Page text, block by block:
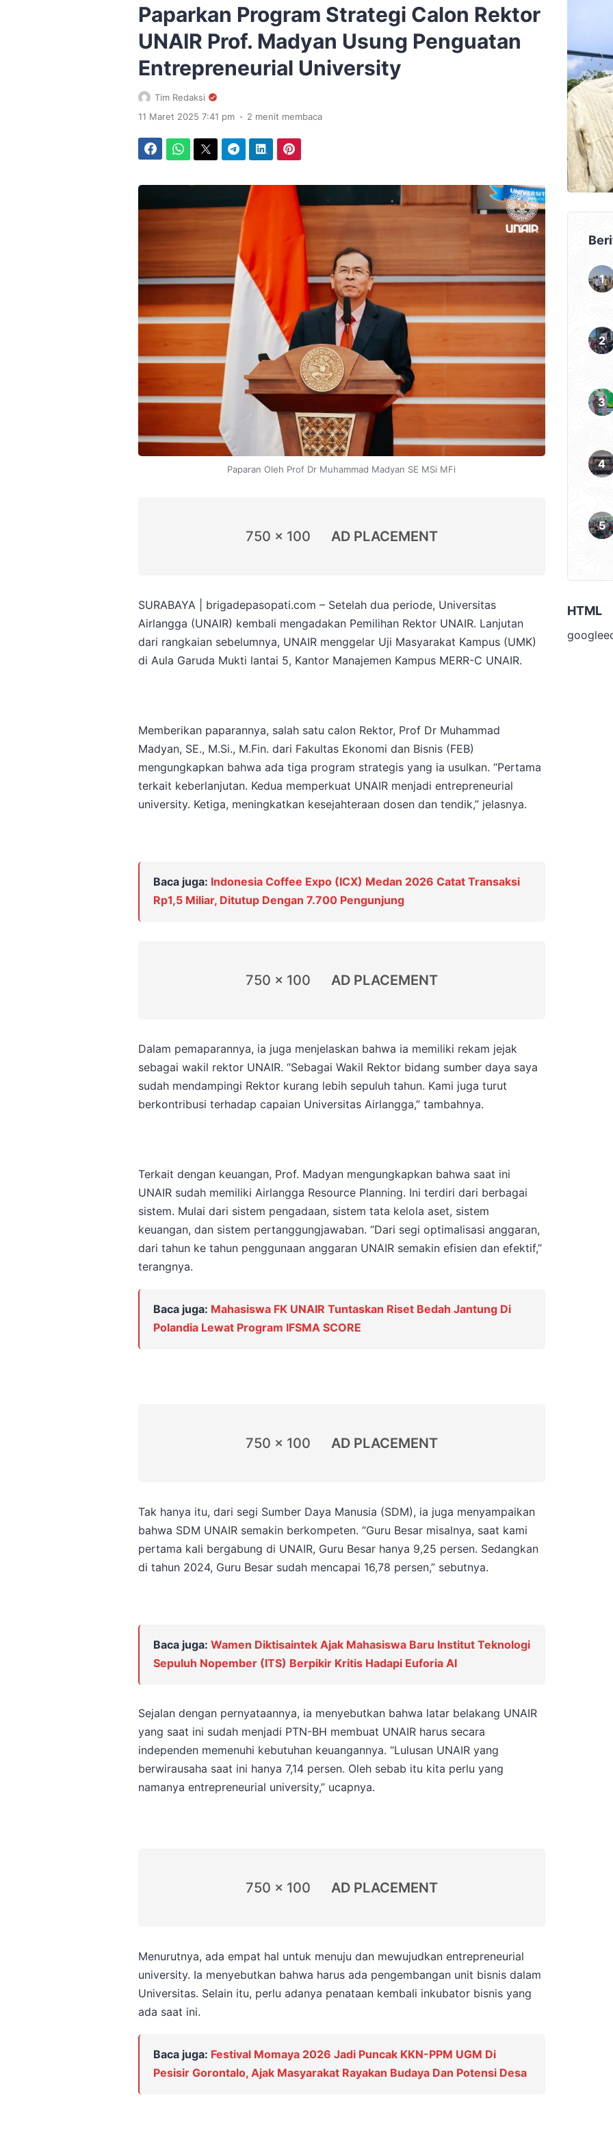
Paparkan Program Strategi Calon Rektor
UNAIR Prof. Madyan Usung Penguatan
Entrepreneurial University
Tim Redaksi
11 Maret 2025 7:41 pm . 2 menit membaca
Paparan Oleh Prof Dr Muhammad Madyan SE MSi MFi
750 x 100 AD PLACEMENT
SURABAYA | brigadepasopati.com – Setelah dua periode, Universitas
Airlangga (UNAIR) kembali mengadakan Pemilihan Rektor UNAIR. Lanjutan
dari rangkaian sebelumnya, UNAIR menggelar Uji Masyarakat Kampus (UMK)
di Aula Garuda Mukti lantai 5, Kantor Manajemen Kampus MERR-C UNAIR.
Memberikan paparannya, salah satu calon Rektor, Prof Dr Muhammad
Madyan, SE., M.Si., M.Fin. dari Fakultas Ekonomi dan Bisnis (FEB)
mengungkapkan bahwa ada tiga program strategis yang ia usulkan. “Pertama
terkait keberlanjutan. Kedua memperkuat UNAIR menjadi entrepreneurial
university. Ketiga, meningkatkan kesejahteraan dosen dan tendik,” jelasnya.
Baca juga: Indonesia Coffee Expo (ICX) Medan 2026 Catat Transaksi
Rp1,5 Miliar, Ditutup Dengan 7.700 Pengunjung
750 x 100 AD PLACEMENT
Dalam pemaparannya, ia juga menjelaskan bahwa ia memiliki rekam jejak
sebagai wakil rektor UNAIR. “Sebagai Wakil Rektor bidang sumber daya saya
sudah mendampingi Rektor kurang lebih sepuluh tahun. Kami juga turut
berkontribusi terhadap capaian Universitas Airlangga,” tambahnya.
Terkait dengan keuangan, Prof. Madyan mengungkapkan bahwa saat ini
UNAIR sudah memiliki Airlangga Resource Planning. Ini terdiri dari berbagai
sistem. Mulai dari sistem pengadaan, sistem tata kelola aset, sistem
keuangan, dan sistem pertanggungjawaban. “Dari segi optimalisasi anggaran,
dari tahun ke tahun penggunaan anggaran UNAIR semakin efisien dan efektif,”
terangnya.
Baca juga: Mahasiswa FK UNAIR Tuntaskan Riset Bedah Jantung Di
Polandia Lewat Program IFSMA SCORE
750 x 100 AD PLACEMENT
Tak hanya itu, dari segi Sumber Daya Manusia (SDM), ia juga menyampaikan
bahwa SDM UNAIR semakin berkompeten. “Guru Besar misalnya, saat kami
pertama kali bergabung di UNAIR, Guru Besar hanya 9,25 persen. Sedangkan
di tahun 2024, Guru Besar sudah mencapai 16,78 persen,” sebutnya.
Baca juga: Wamen Diktisaintek Ajak Mahasiswa Baru Institut Teknologi
Sepuluh Nopember (ITS) Berpikir Kritis Hadapi Euforia AI
Sejalan dengan pernyataannya, ia menyebutkan bahwa latar belakang UNAIR
yang saat ini sudah menjadi PTN-BH membuat UNAIR harus secara
independen memenuhi kebutuhan keuangannya. “Lulusan UNAIR yang
berwirausaha saat ini hanya 7,14 persen. Oleh sebab itu kita perlu yang
namanya entrepreneurial university,” ucapnya.
750 x 100 AD PLACEMENT
Menurutnya, ada empat hal untuk menuju dan mewujudkan entrepreneurial
university. Ia menyebutkan bahwa harus ada pengembangan unit bisnis dalam
Universitas. Selain itu, perlu adanya penataan kembali inkubator bisnis yang
ada saat ini.
Baca juga: Festival Momaya 2026 Jadi Puncak KKN-PPM UGM Di
Pesisir Gorontalo, Ajak Masyarakat Rayakan Budaya Dan Potensi Desa
HTML